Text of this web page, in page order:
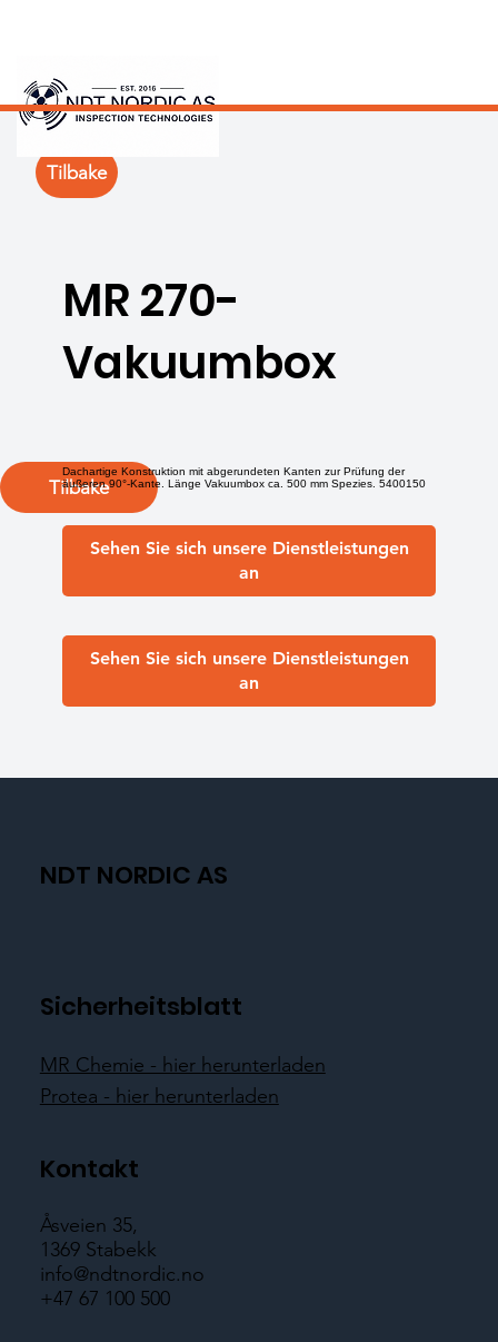
Tilbake
MR 270-
Vakuumbox
Dachartige Konstruktion mit abgerundeten Kanten zur Prüfung der
äußeren 90°-Kante. Länge Vakuumbox ca. 500 mm Spezies. 5400150
Sehen Sie sich unsere Dienstleistungen
an
Sehen Sie sich unsere Dienstleistungen
an
Tilbake
NDT NORDIC AS
Sicherheitsblatt
MR Chemie - hier herunterladen
Protea - hier herunterladen
Kontakt
Åsveien 35,
1369 Stabekk
info@ndtnordic.no
+47 67 100 500